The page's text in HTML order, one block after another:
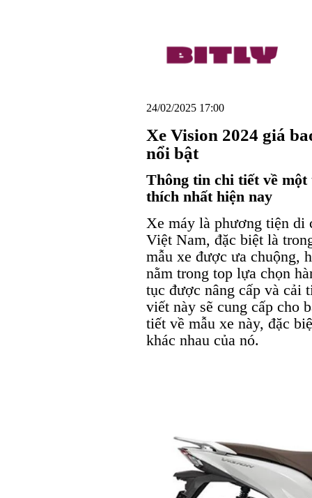
24/02/2025 17:00
Xe Vision 2024 giá
nổi bật
Thông tin chi tiết về
thích nhất hiện nay
Xe máy là phương tiện di
Việt Nam, đặc biệt là
mẫu xe được ưa chuộng,
nằm trong top lựa chọn
tục được nâng cấp và cải
viết này sẽ cung cấp cho
tiết về mẫu xe này, đặc
khác nhau của nó.